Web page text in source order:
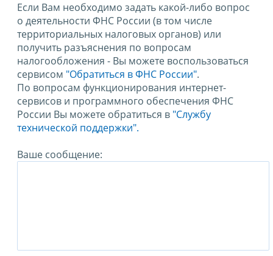
Если Вам необходимо задать какой-либо вопрос
о деятельности ФНС России (в том числе
территориальных налоговых органов) или
получить разъяснения по вопросам
налогообложения - Вы можете воспользоваться
сервисом "Обратиться в ФНС России".
По вопросам функционирования интернет-
сервисов и программного обеспечения ФНС
России Вы можете обратиться в "Службу
технической поддержки".
Ваше сообщение: